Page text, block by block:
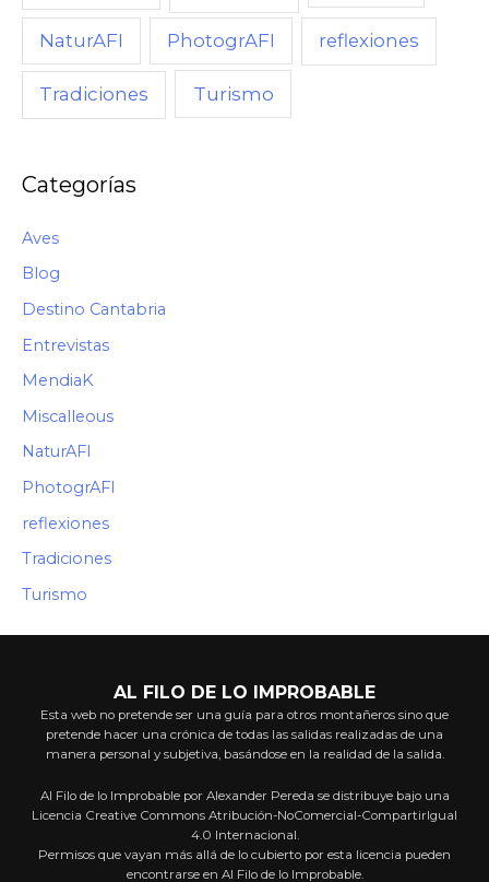
D
M
NaturAFI PhotogrAFI reflexiones
Tradiciones Turismo
Categorías
Aves
Blog
Destino Cantabria
Entrevistas
MendiaK
Miscalleous
NaturAFI
PhotogrAFI
reflexiones
Tradiciones
Turismo
AL FILO DE LO IMPROBABLE
Esta web no pretende ser una guía para otros montañeros sino que
pretende hacer una crónica de todas las salidas realizadas de una
manera personal y subjetiva, basándose en la realidad de la salida.
Al Filo de lo Improbable por Alexander Pereda se distribuye bajo una
Licencia Creative Commons Atribución-NoComercial-CompartirIgual
4.0 Internacional.
Permisos que vayan más allá de lo cubierto por esta licencia pueden
encontrarse en Al Filo de lo Improbable.